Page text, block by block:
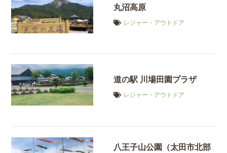
丸沼高原
レジャー・アウトドア
道の駅 川場田園プラザ
レジャー・アウトドア
八王子山公園（太田市北部